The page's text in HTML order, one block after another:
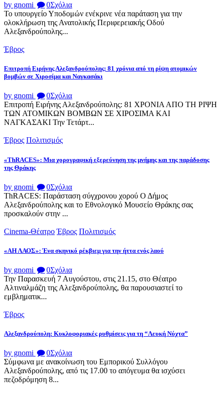
by gnomi 0Σχόλια
Το υπουργείο Υποδομών ενέκρινε νέα παράταση για την
ολοκλήρωση της Ανατολικής Περιφερειακής Οδού
Αλεξανδρούπολης...
Έβρος
Επιτροπή Ειρήνης Αλεξανδρούπολης: 81 χρόνια από τη ρίψη ατομικών
βομβών σε Χιροσίμα και Ναγκασάκι
by gnomi 0Σχόλια
Επιτροπή Ειρήνης Αλεξανδρούπολης: 81 ΧΡΟΝΙΑ ΑΠΟ ΤΗ ΡΙΨΗ
ΤΩΝ ΑΤΟΜΙΚΩΝ ΒΟΜΒΩΝ ΣΕ ΧΙΡΟΣΙΜΑ ΚΑΙ
ΝΑΓΚΑΣΑΚΙ Την Τετάρτ...
Έβρος Πολιτισμός
«ThRACES»: Μια χορογραφική εξερεύνηση της μνήμης και της παράδοσης
της Θράκης
by gnomi 0Σχόλια
ThRACES: Παράσταση σύγχρονου χορού Ο Δήμος
Αλεξανδρούπολης και το Εθνολογικό Μουσείο Θράκης σας
προσκαλούν στην ...
Cinema-Θέατρο Έβρος Πολιτισμός
«ΑΗ ΛΑΟΣ»: Ένα σκηνικό ρέκβιεμ για την ήττα ενός λαού
by gnomi 0Σχόλια
Την Παρασκευή 7 Αυγούστου, στις 21.15, στο Θέατρο
Αλτιναλμάζη της Αλεξανδρούπολης, θα παρουσιαστεί το
εμβληματικ...
Έβρος
Αλεξανδρούπολη: Κυκλοφοριακές ρυθμίσεις για τη “Λευκή Νύχτα”
by gnomi 0Σχόλια
Σύμφωνα με ανακοίνωση του Εμπορικού Συλλόγου
Αλεξανδρούπολης, από τις 17.00 το απόγευμα θα ισχύσει
πεζοδρόμηση 8...